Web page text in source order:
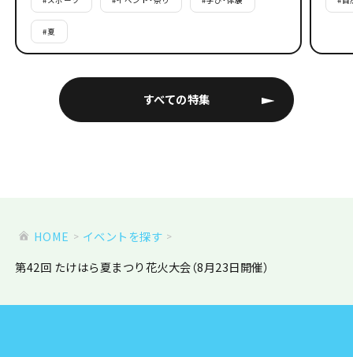
すべての特集
#夏
HOME
イベントを探す
第42回 たけはら夏まつり花火大会（8月23日開催）